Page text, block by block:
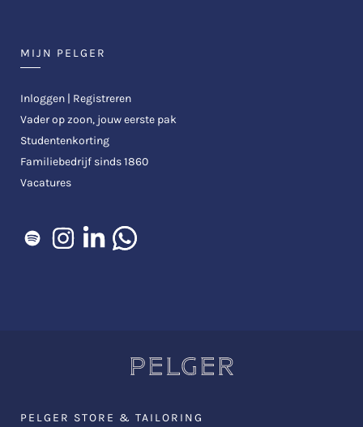
MIJN PELGER
Inloggen | Registreren
Vader op zoon, jouw eerste pak
Studentenkorting
Familiebedrijf sinds 1860
Vacatures
PELGER STORE & TAILORING